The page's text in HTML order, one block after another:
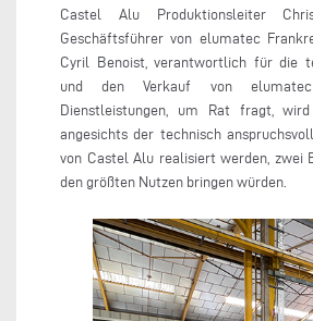
Castel Alu Produktionsleiter
Geschäftsführer von elumatec
Cyril Benoist, verantwortlich für die
und den Verkauf von
Dienstleistungen, um Rat fragt,
angesichts der technisch
von Castel Alu realisiert werden, zwei
den größten Nutzen bringen würden.